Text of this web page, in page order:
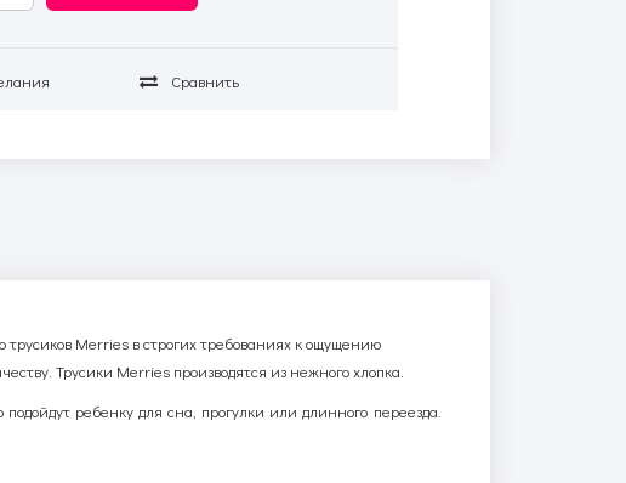
Сравнить
Merries в строгих требованиях к ощущению
Трусики Merries производятся из нежного хлопка.
ребенку для сна, прогулки или длинного переезда.